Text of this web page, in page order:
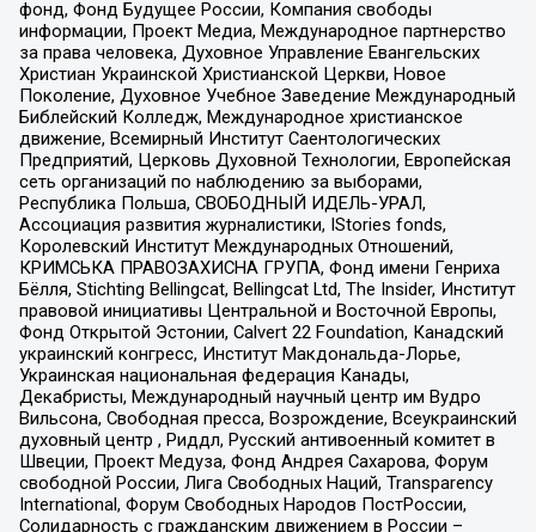
фонд, Фонд Будущее России, Компания свободы
информации, Проект Медиа, Международное партнерство
за права человека, Духовное Управление Евангельских
Христиан Украинской Христианской Церкви, Новое
Поколение, Духовное Учебное Заведение Международный
Библейский Колледж, Международное христианское
движение, Всемирный Институт Саентологических
Предприятий, Церковь Духовной Технологии, Европейская
сеть организаций по наблюдению за выборами,
Республика Польша, СВОБОДНЫЙ ИДЕЛЬ-УРАЛ,
Ассоциация развития журналистики, IStories fonds,
Королевский Институт Международных Отношений,
КРИМСЬКА ПРАВОЗАХИСНА ГРУПА, Фонд имени Генриха
Бёлля, Stichting Bellingcat, Bellingcat Ltd, The Insider, Институт
правовой инициативы Центральной и Восточной Европы,
Фонд Открытой Эстонии, Calvert 22 Foundation, Канадский
украинский конгресс, Институт Макдональда-Лорье,
Украинская национальная федерация Канады,
Декабристы, Международный научный центр им Вудро
Вильсона, Свободная пресса, Возрождение, Всеукраинский
духовный центр , Риддл, Русский антивоенный комитет в
Швеции, Проект Медуза, Фонд Андрея Сахарова, Форум
свободной России, Лига Свободных Наций, Transparеncy
International, Форум Свободных Народов ПостРоссии,
Солидарность с гражданским движением в России –